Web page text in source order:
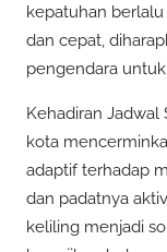
kepatuhan
dan cepat,
pengendara
Kehadiran Jadwal
kota
adaptif terhadap
dan padatnya
keliling menjadi